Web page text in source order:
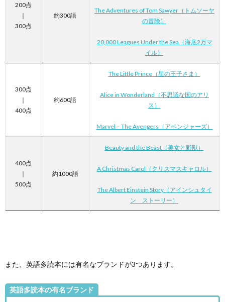
200点
｜
300点
約300語
The Adventures of Tom Sawyer（トムソーヤ
の冒険）
20,000 Leagues Under the Sea（海底2万マ
イル）
300点
｜
400点
約600語
The Little Prince（星の王子さま）
Alice in Wonderland（不思議な国のアリ
ス）
Marvel – The Avengers（アベンジャーズ）
400点
｜
500点
約1000語
Beauty and the Beast（美女と野獣）
A Christmas Carol（クリスマスキャロル）
The Albert Einstein Story（アインシュタイ
ン ストーリー）
また、英語多読本には有名なブランドが3つあります。
英語多読本の有名ブランド